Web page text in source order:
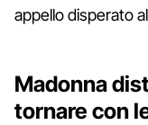
appello disperato
Madonna
tornare con